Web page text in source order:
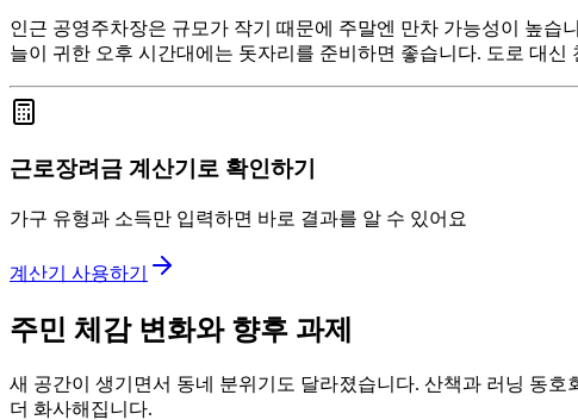
인근 공영주차장은 규모가 작기 때문에 주말엔 만차 가능성이 높
늘이 귀한 오후 시간대에는 돗자리를 준비하면 좋습니다. 도로 대
근로장려금 계산기로 확인하기
가구 유형과 소득만 입력하면 바로 결과를 알 수 있어요
계산기 사용하기
주민 체감 변화와 향후 과제
새 공간이 생기면서 동네 분위기도 달라졌습니다. 산책과 러닝 동
더 화사해집니다.